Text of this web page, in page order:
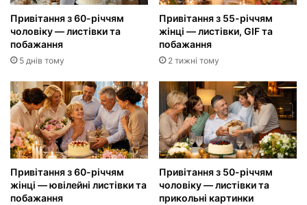
Привітання з 60-річчям
чоловіку — листівки та
побажання
5 днів тому
Привітання з 55-річчям
жінці — листівки, GIF та
побажання
2 тижні тому
Привітання з 60-річчям
жінці — ювілейні листівки та
побажання
Привітання з 50-річчям
чоловіку — листівки та
прикольні картинки